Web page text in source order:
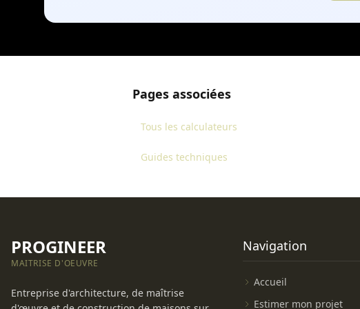
Pages associées
Tous les calculateurs
Guides techniques
PROGINEER
MAITRISE D'OEUVRE
Entreprise d'architecture, de maîtrise
Navigation
Accueil
Estimer mon projet